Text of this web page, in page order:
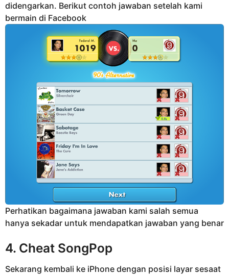
didengarkan. Berikut contoh jawaban setelah kami
bermain di Facebook
Perhatikan bagaimana jawaban kami salah semua
hanya sekadar untuk mendapatkan jawaban yang benar
4. Cheat SongPop
Sekarang kembali ke iPhone dengan posisi layar sesaat